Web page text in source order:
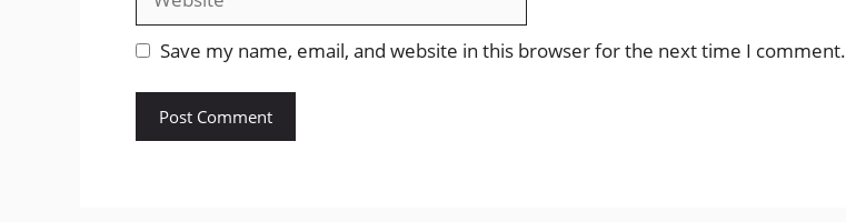
Save my name, email, and website in this browser for the next time I comment.